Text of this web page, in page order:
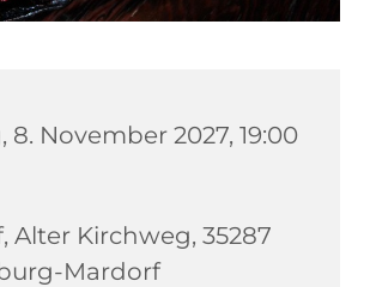
8. November 2027, 19:00
Alter Kirchweg, 35287
Mardorf